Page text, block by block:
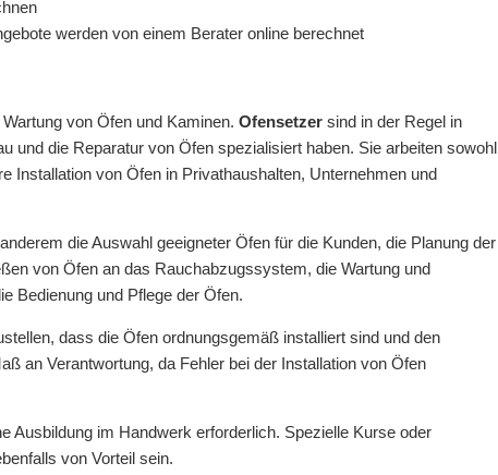
werden von einem Berater online berechnet
von Öfen und Kaminen. Ofensetzer sind in der Regel in
und die Reparatur von Öfen spezialisiert haben. Sie arbeiten sowohl
Installation von Öfen in Privathaushalten, Unternehmen und
die Auswahl geeigneter Öfen für die Kunden, die Planung der
von Öfen an das Rauchabzugssystem, die Wartung und
Bedienung und Pflege der Öfen.
dass die Öfen ordnungsgemäß installiert sind und den
an Verantwortung, da Fehler bei der Installation von Öfen
Ausbildung im Handwerk erforderlich. Spezielle Kurse oder
von Vorteil sein.